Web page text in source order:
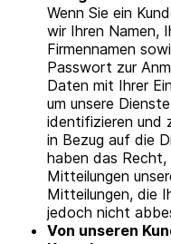
Wenn Sie ein
wir Ihren Namen,
Firmennamen
Passwort zur
Daten mit Ihrer
um unsere
identifizieren und
in Bezug auf die
haben das Recht,
Mitteilungen
Mitteilungen, die
jedoch nicht
Von unseren